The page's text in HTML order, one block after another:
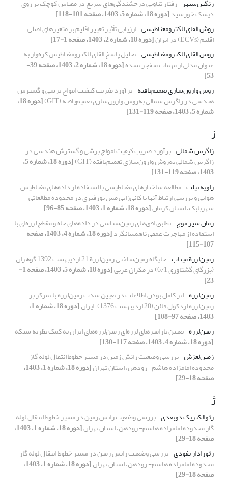
رنگین‌سپهر رفتار تناوبی درخشندگی‌های سریع در مقیاس کوچک بر روی
دیسک خورشید[دوره 18، شماره 5، 1403، صفحه 101-118]
روش القای الکترومغناطیسی ارزیابی تأثیر تغییر اقلیم بر متغیرهای اصلی
اقلیم (ECVs) در ایران
[دوره 18، شماره 2، 1403، صفحه 1-17]
روش القای الکترومغناطیسی تحلیل پاسخ القای الکترومغناطیس کره‌وار به
عنوان مدلی از مهمات منفجر نشده [دوره 18، شماره 2، 1403، صفحه 39-
53]
روش وارون‌سازی تعمیم‌یافته برآورد ضریب کیفیت امواج برشی و گسترش
هندسی در زاگرس شمالی به‌روش وارون‌سازی تعمیم‌یافته (GIT) [دوره 18،
شماره 5، 1403، صفحه 119-131]
ز
زاگرس شمالی برآورد ضریب کیفیت امواج برشی و گسترش هندسی در
زاگرس شمالی به‌روش وارون‌سازی تعمیم‌یافته (GIT) [دوره 18، شماره 5،
1403، صفحه 119-131]
زاویه تیلت مطالعه ساختارهای مغناطیسی با استفاده از داده‌های مغناطیس
هوایی و بررسی ارتباط آنها با کانی‌زایی مس پورفیری در محدوده مطالعاتی
شهربابک، استان کرمان[دوره 18، شماره 1، 1403، صفحه 85-96]
زمان سیر موج تطابق افق‌های زمین‌شناسی در داده‌های چاه و مقطع لرزه‌ای با
استفاده از مهاجرت عمقی ناهمسانگرد [دوره 18، شماره 4، 1403، صفحه
107-115]
زمین‌لرزة میناب
جایگاه ‌زمین‌ساختی زمین‌لرزة 21 اردیبهشت 1392 گوهران
(بزرگای گشتاوری 6/1) در مکران غربی [دوره 18، شماره 5، 1403، صفحه 1-
23]
زمین‌لرزه اثر کامل بودن اطلاعات در تعیین شدت زمین‌لرزه با تمرکز بر
زمین‌لرزه اردکول قائن (20 اردیبهشت 1376)، ایران [دوره 18، شماره 1،
1403، صفحه 97-108]
زمین‌لرزه تعیین پارامترهای لرزه‌ای زمین‌لرزه‌های ایران به کمک نظریه شبکه
[دوره 18، شماره 4، 1403، صفحه 117-130]
زمین‌لغزش بررسی وضعیت رانش زمین در مسیر خطوط انتقال لوله گاز
محدوده امامزاده هاشم- رودهن، استان تهران [دوره 18، شماره 1، 1403،
صفحه 18-29]
ژ
ژئوالکتریک دوبعدی بررسی وضعیت رانش زمین در مسیر خطوط انتقال لوله
گاز محدوده امامزاده هاشم- رودهن، استان تهران [دوره 18، شماره 1، 1403،
صفحه 18-29]
ژئورادار نفوذی بررسی وضعیت رانش زمین در مسیر خطوط انتقال لوله گاز
محدوده امامزاده هاشم- رودهن، استان تهران [دوره 18، شماره 1، 1403،
صفحه 18-29]